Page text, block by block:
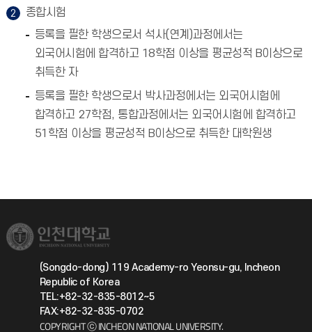
종합시험
등록을 필한 학생으로서 석사(연계)과정에서는
외국어시험에 합격하고 18학점 이상을 평균성적 B이상으로
취득한 자
등록을 필한 학생으로서 박사과정에서는 외국어시험에
합격하고 27학점, 통합과정에서는 외국어시험에 합격하고
51학점 이상을 평균성적 B이상으로 취득한 대학원생
(Songdo-dong) 119 Academy-ro Yeonsu-gu, Incheon
Republic of Korea
TEL:+82-32-835-8012~5
FAX:+82-32-835-0702
COPYRIGHT ⓒ INCHEON NATIONAL UNIVERSITY.